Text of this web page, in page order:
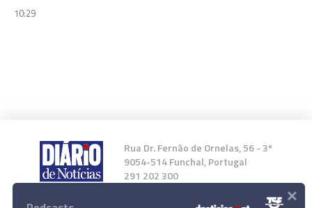
10:29
Rua Dr. Fernão de Ornelas, 56 - 3º
9054-514 Funchal, Portugal
291 202 300
×